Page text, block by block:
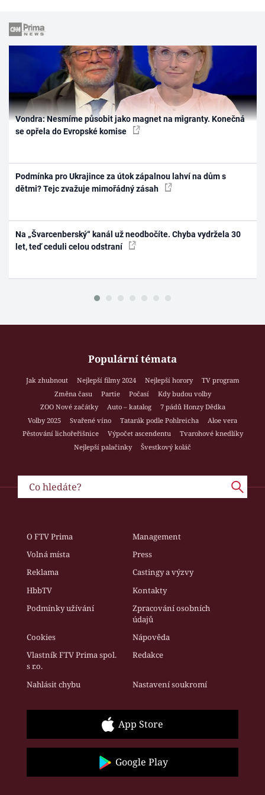
Vondra: Nesmíme působit jako magnet na migranty. Konečná
se opřela do Evropské komise
Podmínka pro Ukrajince za útok zápalnou lahví na dům s
dětmi? Tejc zvažuje mimořádný zásah
Na „Švarcenberský“ kanál už neodbočíte. Chyba vydržela 30
let, teď ceduli celou odstraní
Populární témata
Jak zhubnout Nejlepší filmy 2024 Nejlepší horory
TV program
Změna času
Partie Počasí
Kdy budou volby
ZOO Nové začátky
Auto – katalog
7 pádů Honzy Dědka
Volby 2025
Svařené víno Tatarák podle Pohlreicha
Aloe vera
Pěstování lichořeřišnice
Výpočet ascendentu
Tvarohové knedlíky
Nejlepší palačinky
Švestkový koláč
O FTV Prima
Management
Volná místa
Press
Reklama
Castingy a výzvy
HbbTV
Kontakty
Podmínky užívání
Zpracování osobních
údajů
Cookies
Nápověda
Vlastník FTV Prima spol.
s r.o.
Redakce
Nahlásit chybu Nastavení soukromí
App Store
Google Play